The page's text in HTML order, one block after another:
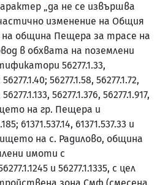
„да не се извършва
изменение на Общия
община Пещера за трасе на
в обхвата на поземлени
56277.1.33,
56277.1.58, 56277.1.72,
56277.1.376, 56277.1.917,
на гр. Пещера и
61371.537.14, 61371.537.33 и
на с. Радилово, община
имоти с
и 56277.1.1335, с цел